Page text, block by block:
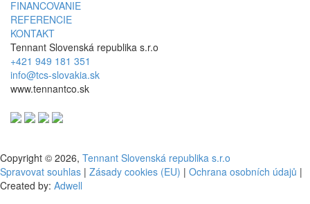
FINANCOVANIE
REFERENCIE
KONTAKT
Tennant Slovenská republika s.r.o
+421 949 181 351
info@tcs-slovakia.sk
www.tennantco.sk
Copyright © 2026, Tennant Slovenská republika s.r.o
Spravovat souhlas | Zásady cookies (EU) | Ochrana osobních údajů |
Created by: Adwell